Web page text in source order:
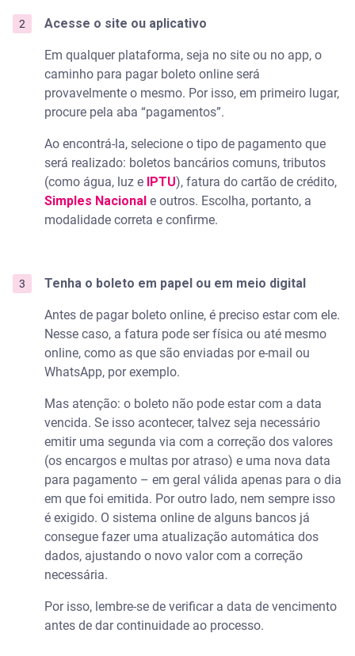
Acesse o site ou aplicativo
Em qualquer plataforma, seja no site ou no app, o
caminho para pagar boleto online será
provavelmente o mesmo. Por isso, em primeiro lugar,
procure pela aba “pagamentos”.
Ao encontrá-la, selecione o tipo de pagamento que
será realizado: boletos bancários comuns, tributos
(como água, luz e IPTU), fatura do cartão de crédito,
Simples Nacional e outros. Escolha, portanto, a
modalidade correta e confirme.
Tenha o boleto em papel ou em meio digital
Antes de pagar boleto online, é preciso estar com ele.
Nesse caso, a fatura pode ser física ou até mesmo
online, como as que são enviadas por e-mail ou
WhatsApp, por exemplo.
Mas atenção: o boleto não pode estar com a data
vencida. Se isso acontecer, talvez seja necessário
emitir uma segunda via com a correção dos valores
(os encargos e multas por atraso) e uma nova data
para pagamento – em geral válida apenas para o dia
em que foi emitida. Por outro lado, nem sempre isso
é exigido. O sistema online de alguns bancos já
consegue fazer uma atualização automática dos
dados, ajustando o novo valor com a correção
necessária.
Por isso, lembre-se de verificar a data de vencimento
antes de dar continuidade ao processo.